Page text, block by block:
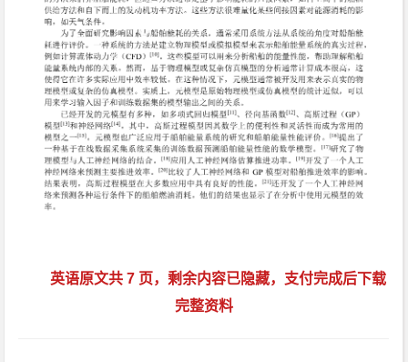
英语原文共 7 页，剩余内容已隐藏，支付完成后下载
完整资料